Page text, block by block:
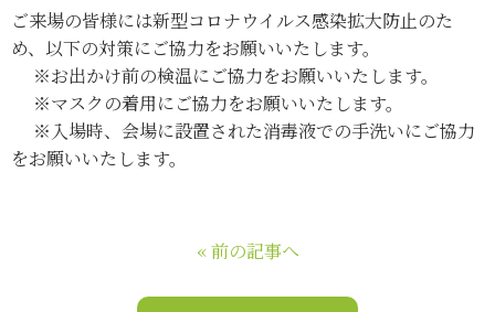
ご来場の皆様には新型コロナウイルス感染拡大防止のた
め、以下の対策にご協力をお願いいたします。
※お出かけ前の検温にご協力をお願いいたします。
※マスクの着用にご協力をお願いいたします。
※入場時、会場に設置された消毒液での手洗いにご協力
をお願いいたします。
« 前の記事へ